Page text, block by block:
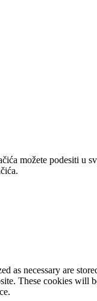
možete podesiti u
as necessary are
These cookies